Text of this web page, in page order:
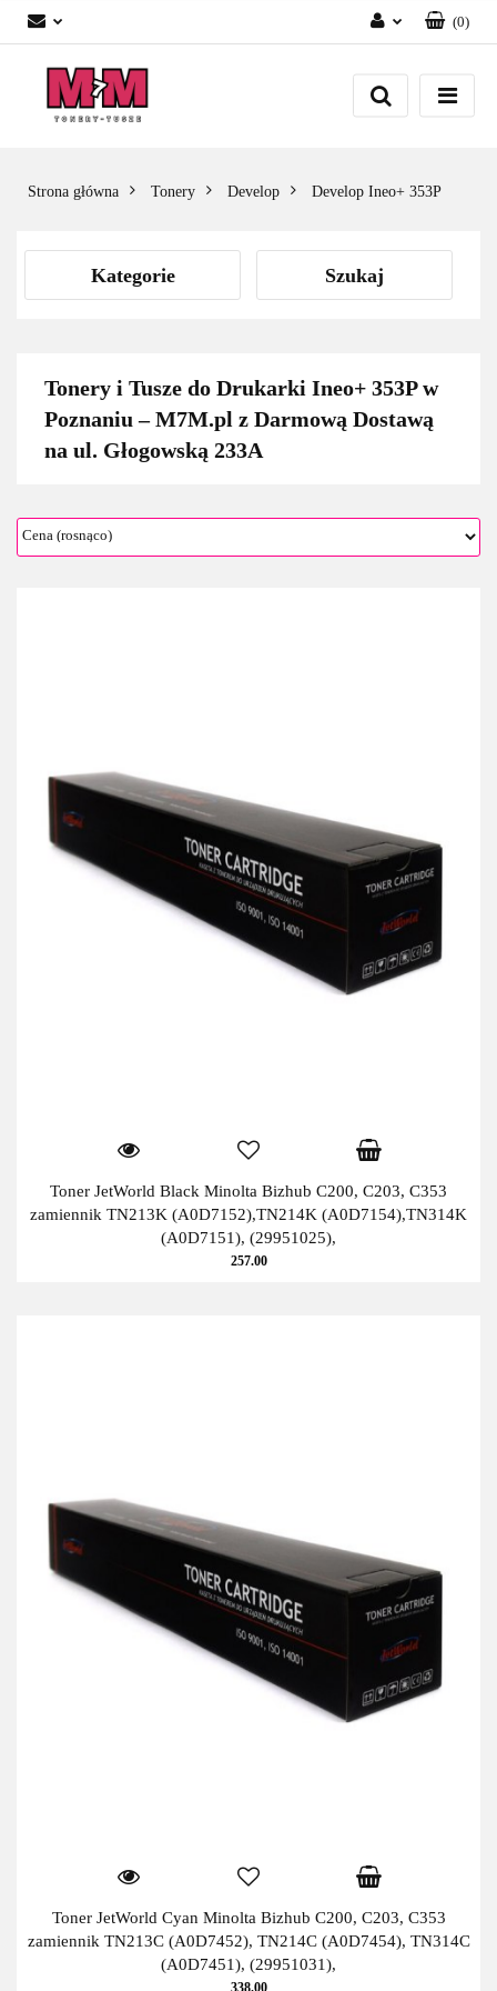
Zaloguj się
Załóż konto
(0)
Strona główna Tonery Develop Develop Ineo+ 353P
Kategorie Szukaj
Tonery i Tusze do Drukarki Ineo+ 353P w
Poznaniu – M7M.pl z Darmową Dostawą
na ul. Głogowską 233A
Toner JetWorld Black Minolta Bizhub C200, C203, C353
zamiennik TN213K (A0D7152),TN214K (A0D7154),TN314K
(A0D7151), (29951025),
257.00
Toner JetWorld Cyan Minolta Bizhub C200, C203, C353
zamiennik TN213C (A0D7452), TN214C (A0D7454), TN314C
(A0D7451), (29951031),